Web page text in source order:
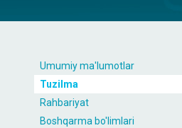
Umumiy ma'lumotlar
Tuzilma
Rahbariyat
Boshqarma bo'limlari